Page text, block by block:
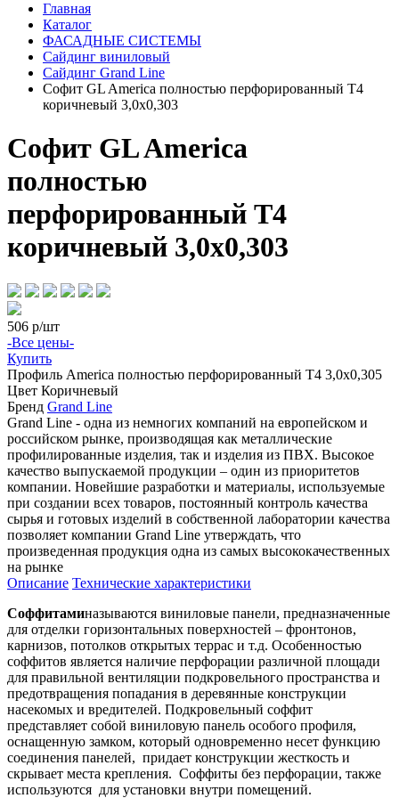
Главная
Каталог
ФАСАДНЫЕ СИСТЕМЫ
Сайдинг виниловый
Сайдинг Grand Line
Софит GL America полностью перфорированный Т4
коричневый 3,0х0,303
Софит GL America
полностью
перфорированный Т4
коричневый 3,0х0,303
506 р/шт
-Все цены-
Купить
Профиль America полностью перфорированный Т4 3,0х0,305
Цвет Коричневый
Бренд Grand Line
Grand Line - одна из немногих компаний на европейском и
российском рынке, производящая как металлические
профилированные изделия, так и изделия из ПВХ. Высокое
качество выпускаемой продукции – один из приоритетов
компании. Новейшие разработки и материалы, используемые
при создании всех товаров, постоянный контроль качества
сырья и готовых изделий в собственной лаборатории качества
позволяет компании Grand Line утверждать, что
произведенная продукция одна из самых высококачественных
на рынке
Описание Технические характеристики
Соффитаминазываются виниловые панели, предназначенные
для отделки горизонтальных поверхностей – фронтонов,
карнизов, потолков открытых террас и т.д. Особенностью
соффитов является наличие перфорации различной площади
для правильной вентиляции подкровельного пространства и
предотвращения попадания в деревянные конструкции
насекомых и вредителей. Подкровельный соффит
представляет собой виниловую панель особого профиля,
оснащенную замком, который одновременно несет функцию
соединения панелей, придает конструкции жесткость и
скрывает места крепления. Соффиты без перфорации, также
используются для установки внутри помещений.